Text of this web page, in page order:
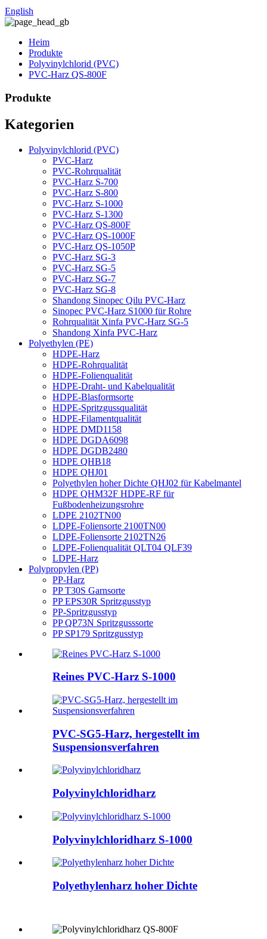
English
Heim
Produkte
Polyvinylchlorid (PVC)
PVC-Harz QS-800F
Produkte
Kategorien
Polyvinylchlorid (PVC)
PVC-Harz
PVC-Rohrqualität
PVC-Harz S-700
PVC-Harz S-800
PVC-Harz S-1000
PVC-Harz S-1300
PVC-Harz QS-800F
PVC-Harz QS-1000F
PVC-Harz QS-1050P
PVC-Harz SG-3
PVC-Harz SG-5
PVC-Harz SG-7
PVC-Harz SG-8
Shandong Sinopec Qilu PVC-Harz
Sinopec PVC-Harz S1000 für Rohre
Rohrqualität Xinfa PVC-Harz SG-5
Shandong Xinfa PVC-Harz
Polyethylen (PE)
HDPE-Harz
HDPE-Rohrqualität
HDPE-Folienqualität
HDPE-Draht- und Kabelqualität
HDPE-Blasformsorte
HDPE-Spritzgussqualität
HDPE-Filamentqualität
HDPE DMD1158
HDPE DGDA6098
HDPE DGDB2480
HDPE QHB18
HDPE QHJ01
Polyethylen hoher Dichte QHJ02 für Kabelmantel
HDPE QHM32F HDPE-RF für
Fußbodenheizungsrohre
LDPE 2102TN00
LDPE-Foliensorte 2100TN00
LDPE-Foliensorte 2102TN26
LDPE-Folienqualität QLT04 QLF39
LDPE-Harz
Polypropylen (PP)
PP-Harz
PP T30S Garnsorte
PP EPS30R Spritzgusstyp
PP-Spritzgusstyp
PP QP73N Spritzgusssorte
PP SP179 Spritzgusstyp
Reines PVC-Harz S-1000
PVC-SG5-Harz, hergestellt im
Suspensionsverfahren
Polyvinylchloridharz
Polyvinylchloridharz S-1000
Polyethylenharz hoher Dichte